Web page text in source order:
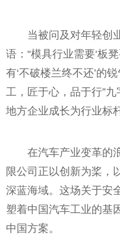
当被问及对年轻创
语：“模具行业需要‘板
有‘不破楼兰终不还’的
工，匠于心，品于行”
地方企业成长为行业标
在汽车产业变革的
限公司正以创新为桨，
深蓝海域。这场关于安
塑着中国汽车工业的基
中国方案。